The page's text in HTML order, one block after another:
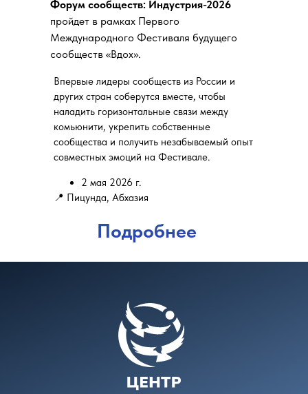
Впервые лидеры сообществ из России и
других стран соберутся вместе, чтобы
наладить горизонтальные связи между
комьюнити, укрепить собственные
сообщества и получить незабываемый опыт
совместных эмоций на Фестивале.
2 мая 2026 г.
📍 Пицунда, Абхазия
Подробнее
Форум сообществ: Индустрия-2026
пройдет в рамках Первого
Международного Фестиваля будущего
сообществ «Вдох».